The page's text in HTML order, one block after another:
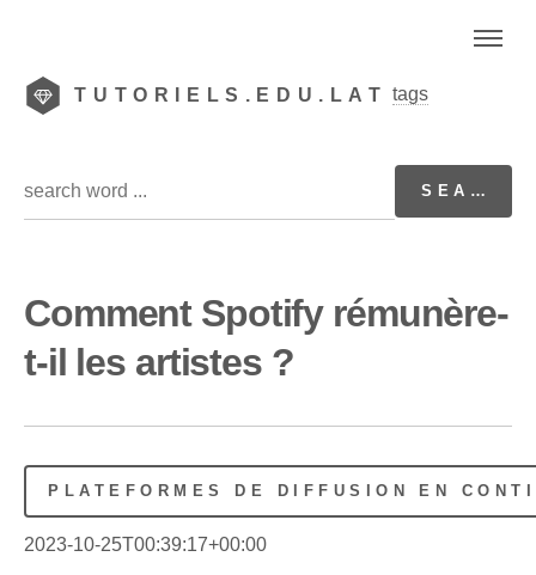
TUTORIELS.EDU.LAT tags
Comment Spotify rémunère-
t-il les artistes ?
PLATEFORMES DE DIFFUSION EN
2023-10-25T00:39:17+00:00